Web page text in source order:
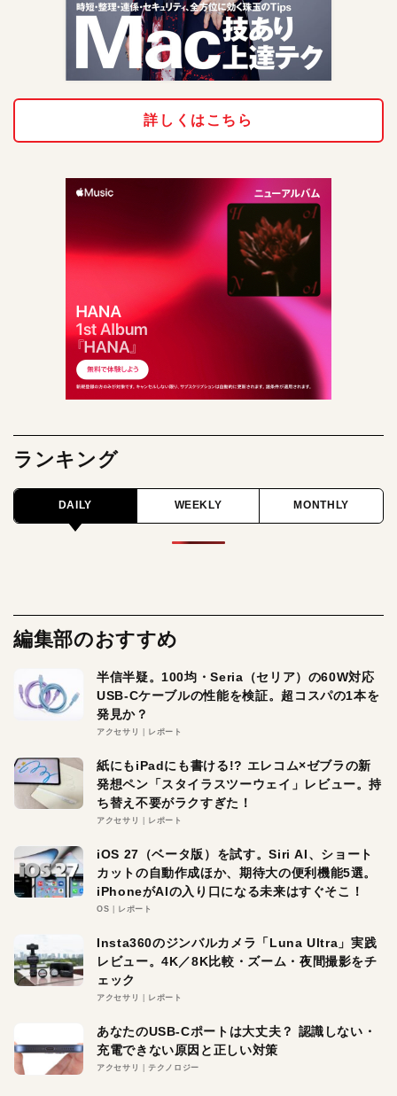
詳しくはこちら
ランキング
DAILY WEEKLY MONTHLY
編集部のおすすめ
半信半疑。100均・Seria（セリア）の60W対応
USB-Cケーブルの性能を検証。超コスパの1本を
発見か？
アクセサリ レポート
紙にもiPadにも書ける!? エレコム×ゼブラの新
発想ペン「スタイラスツーウェイ」レビュー。持
ち替え不要がラクすぎた！
アクセサリ レポート
iOS 27（ベータ版）を試す。Siri AI、ショート
カットの自動作成ほか、期待大の便利機能5選。
iPhoneがAIの入り口になる未来はすぐそこ！
OS レポート
Insta360のジンバルカメラ「Luna Ultra」実践
レビュー。4K／8K比較・ズーム・夜間撮影をチ
ェック
アクセサリ レポート
あなたのUSB-Cポートは大丈夫？ 認識しない・
充電できない原因と正しい対策
アクセサリ テクノロジー